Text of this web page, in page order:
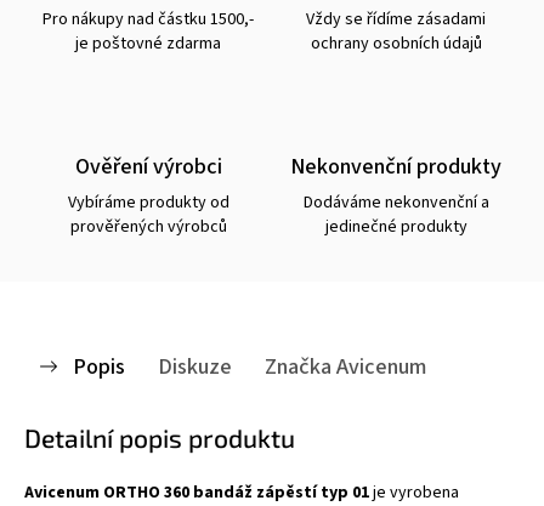
Pro nákupy nad částku 1500,-
je poštovné zdarma
Vždy se řídíme zásadami
ochrany osobních údajů
Ověření výrobci
Vybíráme produkty od
prověřených výrobců
Nekonvenční produkty
Dodáváme nekonvenční a
jedinečné produkty
Popis Diskuze ZnačkaAvicenum
Detailní popis produktu
Avicenum ORTHO 360 bandáž zápěstí typ 01je vyrobena